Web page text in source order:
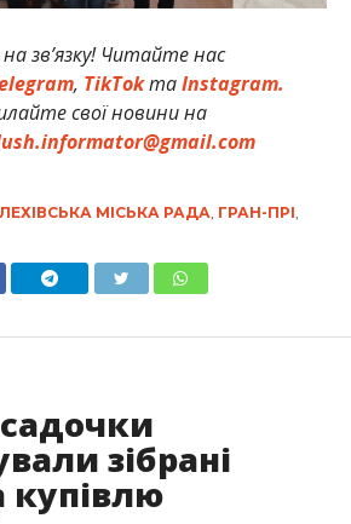
зв’язку! Читайте нас
, TikTokтаInstagram.
свої новини на
МІСЬКА РАДА ГРАН-ПРІ
зібрані